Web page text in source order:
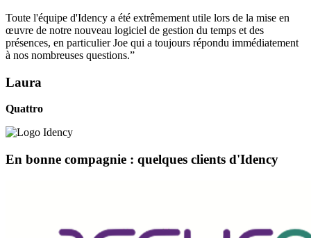
Toute l'équipe d'Idency a été extrêmement utile lors de la mise en
œuvre de notre nouveau logiciel de gestion du temps et des
présences, en particulier Joe qui a toujours répondu immédiatement
à nos nombreuses questions.”
Laura
Quattro
En bonne compagnie : quelques clients d'Idency